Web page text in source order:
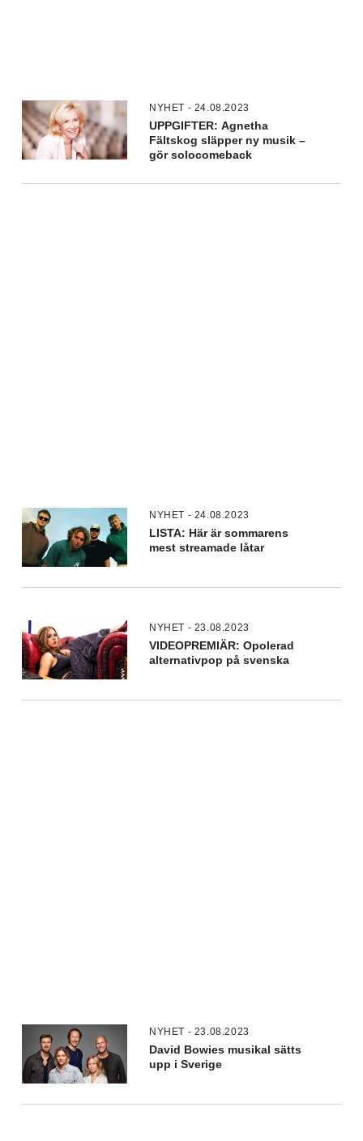
NYHET - 24.08.2023
UPPGIFTER: Agnetha
Fältskog släpper ny musik –
gör solocomeback
NYHET - 24.08.2023
LISTA: Här är sommarens
mest streamade låtar
NYHET - 23.08.2023
VIDEOPREMIÄR: Opolerad
alternativpop på svenska
NYHET - 23.08.2023
David Bowies musikal sätts
upp i Sverige